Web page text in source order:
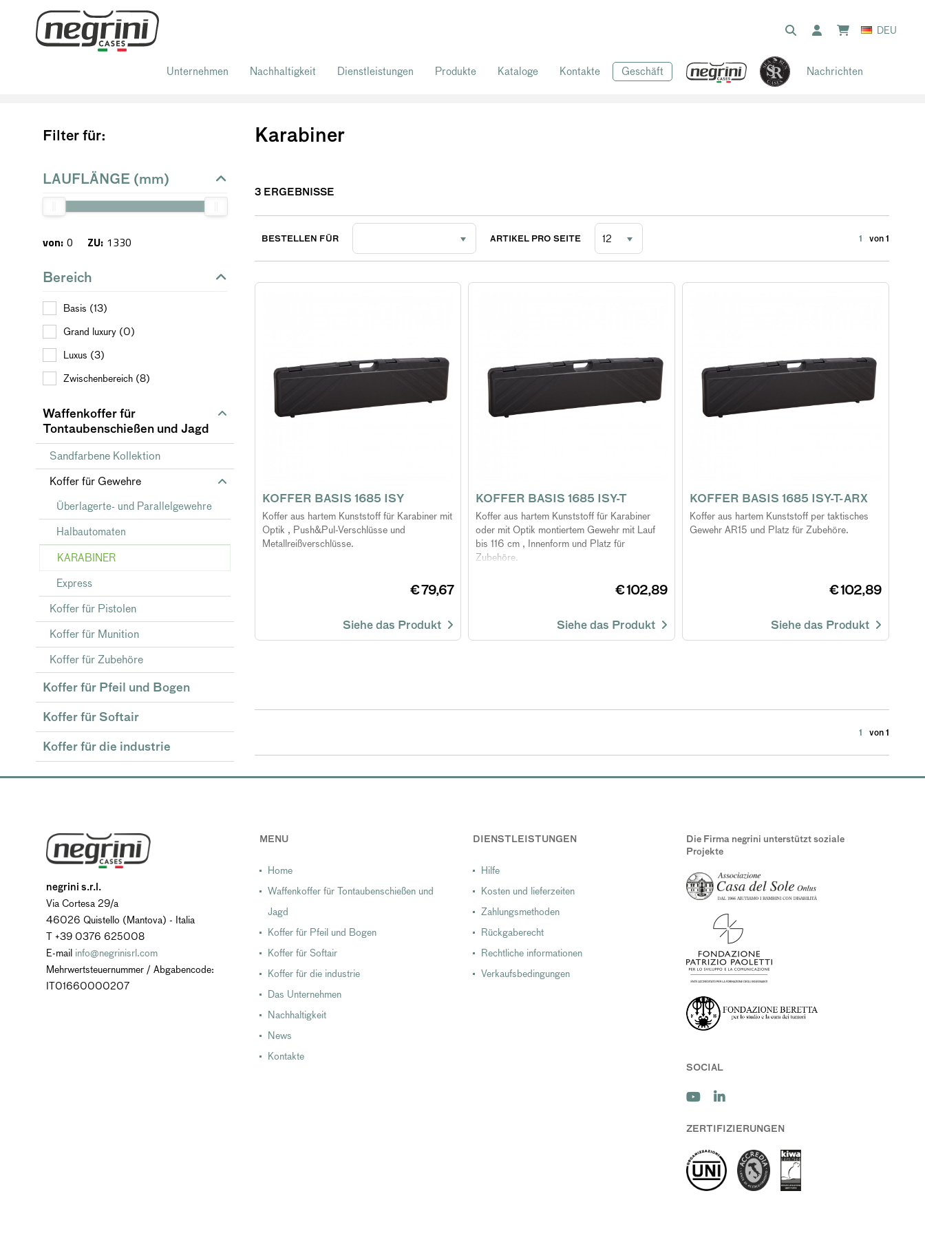
DEU
Unternehmen Nachhaltigkeit Dienstleistungen Produkte Kataloge Kontakte Geschäft Nachrichten
Karabiner
3 ERGEBNISSE
BESTELLEN FÜR ARTIKEL PRO SEITE 1 von 1
KOFFER BASIS 1685 ISY
Koffer aus hartem Kunststoff für Karabiner mit
Optik , Push&Pul-Verschlüsse und
Metallreißverschlüsse.
€ 79,67
Siehe das Produkt
KOFFER BASIS 1685 ISY-T
Koffer aus hartem Kunststoff für Karabiner
oder mit Optik montiertem Gewehr mit Lauf
bis 116 cm , Innenform und Platz für
Zubehöre.
€ 102,89
Siehe das Produkt
KOFFER BASIS 1685 ISY-T-ARX
Koffer aus hartem Kunststoff per taktisches
Gewehr AR15 und Platz für Zubehöre.
€ 102,89
Siehe das Produkt
1 von 1
Filter für:
LAUFLÄNGE (mm)
von: 0 ZU: 1330
Bereich
Basis (13)
Grand luxury (0)
Luxus (3)
Zwischenbereich (8)
Waffenkoffer für
Tontaubenschießen und Jagd
Sandfarbene Kollektion
Koffer für Gewehre
Überlagerte- und Parallelgewehre
Halbautomaten
KARABINER
Express
Koffer für Pistolen
Koffer für Munition
Koffer für Zubehöre
Koffer für Pfeil und Bogen
Koffer für Softair
Koffer für die industrie
negrini s.r.l.
Via Cortesa 29/a
46026 Quistello (Mantova) - Italia
T +39 0376 625008
E-mail info@negrinisrl.com
Mehrwertsteuernummer / Abgabencode:
IT01660000207
MENU
Home
Waffenkoffer für Tontaubenschießen und
Jagd
Koffer für Pfeil und Bogen
Koffer für Softair
Koffer für die industrie
Das Unternehmen
Nachhaltigkeit
News
Kontakte
DIENSTLEISTUNGEN
Hilfe
Kosten und lieferzeiten
Zahlungsmethoden
Rückgaberecht
Rechtliche informationen
Verkaufsbedingungen
Die Firma negrini unterstützt soziale
Projekte
SOCIAL
ZERTIFIZIERUNGEN